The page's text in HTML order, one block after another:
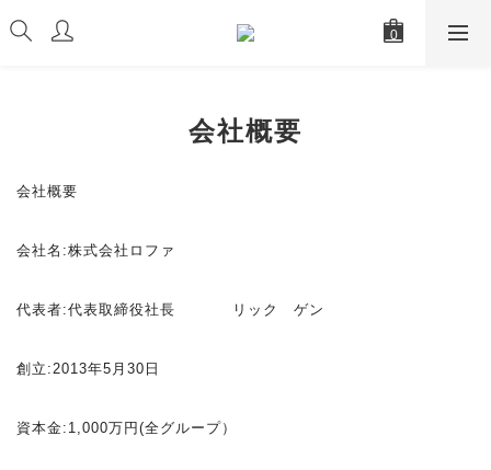
会社概要
会社概要
会社名:株式会社ロファ
代表者:代表取締役社長 リック ゲン
創立:2013年5月30日
資本金:1,000万円(全グループ）